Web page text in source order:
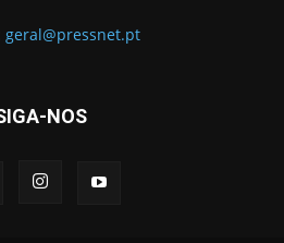
geral@pressnet.pt
NOS